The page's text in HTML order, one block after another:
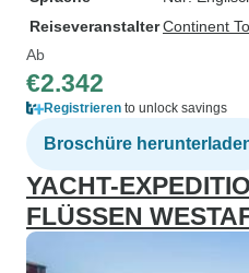
ReiseveranstalterContinent
Ab
€2.342
Registrieren to unlock savings
Broschüre
YACHT-
FLÜSSEN